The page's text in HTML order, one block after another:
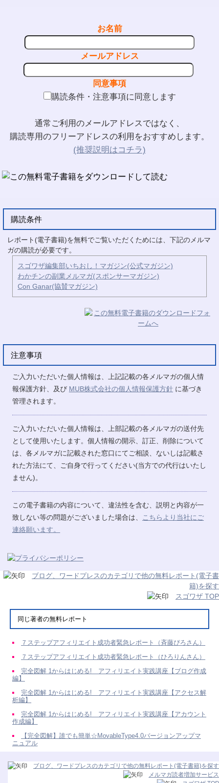
お名前
メールアドレス
同意事項
購読条件・注意事項に同意します
通常ご利用のメールアドレスではなく、
購読専用のフリーアドレスの利用をおすすめします。
(推奨説明はコチラ)
購読条件
レポート(電子書籍)を無料でご覧いただくためには、下記のメルマ
ガの購読が必要です。
スゴワザ編集部いちおし！マガジン(公式マガジン)
わかチンの副業メルマガ(スポンサーマガジン)
Con Ganar(協賛マガジン)
注意事項
ご入力いただいた個人情報は、上記記載の各メルマガの個人情
報保護方針、及び MUB株式会社の個人情報保護方針 に基づき
管理されます。
ご入力いただいた個人情報は、上部記載の各メルマガの送付先
として使用いたします。個人情報の開示、訂正、削除について
は、各メルマガに記載された窓口にてご相談、ないしは記載さ
れた方法にて、ご自身で行ってください(当方での代行はいたし
ません)。
この電子書籍の内容について、違法性を含む、説明と内容が一
致しない等の問題がございました場合は、
こちらより当社にご
連絡願います。
ブログ、ワードプレスのカテゴリで他の無料レポート(電子書
籍)を探す
スゴワザ TOP
同じ著者の無料レポート
７ステップアフィリエイト成功者緊急レポート（斉藤ぴろさん）
７ステップアフィリエイト成功者緊急レポート（ひろりんさん）
完全図解 1からはじめる! アフィリエイト実践講座【ブログ作成
編】
完全図解 1からはじめる! アフィリエイト実践講座【アクセス解
析編】
完全図解 1からはじめる! アフィリエイト実践講座【アカウント
作成編】
【完全図解】誰でも簡単☆MovableType4.0バージョンアップマ
ニュアル
ブログ、ワードプレスのカテゴリで他の無料レポート(電子書籍)を探す
メルマガ読者増加サービス